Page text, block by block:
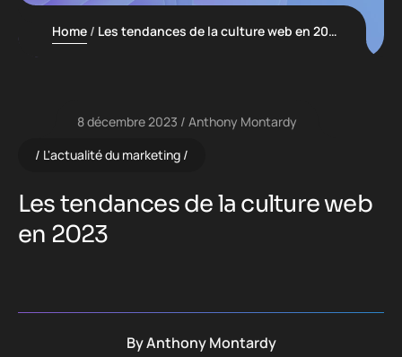
Home Les tendances de la culture web en 2023
8 décembre 2023
Anthony Montardy
L'actualité du marketing
Les tendances de la culture web
en 2023
ByAnthony Montardy